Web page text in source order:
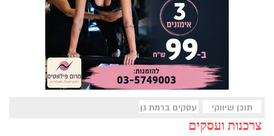
תוכן שיווקי עסקים ברמת גן
צרכנות ועסקים